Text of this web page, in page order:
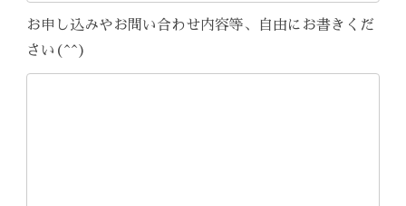
お申し込みやお問い合わせ内容等、自由にお書きくだ
さい(^^)